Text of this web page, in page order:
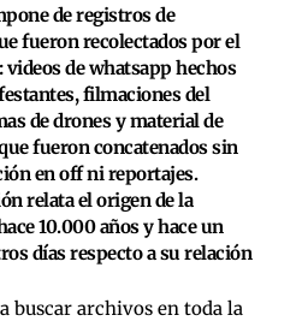
de registros de
fueron recolectados por el
de whatsapp hechos
filmaciones del
de drones y material de
fueron concatenados sin
en off ni reportajes.
relata el origen de la
10.000 años y hace un
días respecto a su relación
buscar archivos en toda la